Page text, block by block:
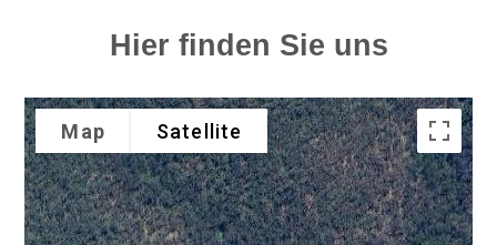
Hier finden Sie uns
Map Satellite